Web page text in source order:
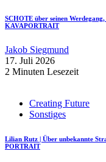
SCHOTE über seinen
KAVAPORTRAIT
Jakob Siegmund
17. Juli 2026
2 Minuten Lesezeit
Creating Future
Sonstiges
Lilian Rutz | Über unbekannte
PORTRAIT